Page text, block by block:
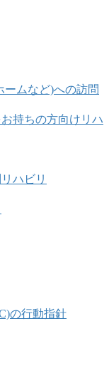
ムなど)への訪問
持ちの方向けリハ
ハビリ
の行動指針